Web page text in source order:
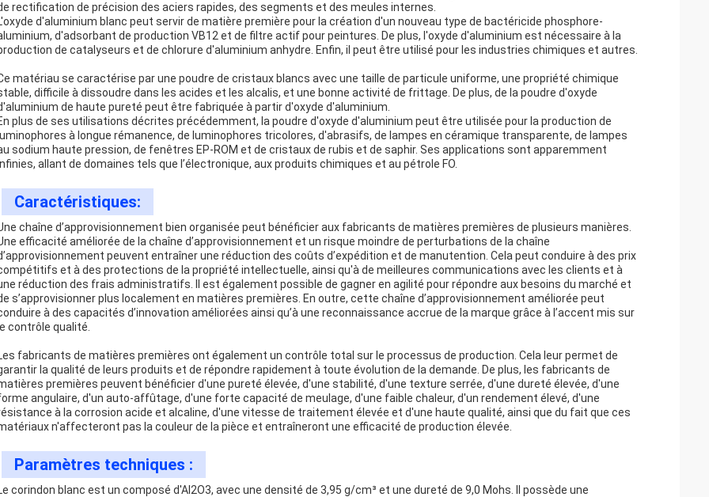
rectification de précision des aciers rapides, des segments et des meules internes.
d'aluminium blanc peut servir de matière première pour la création d'un nouveau type de bactéricide phosphore-
d'adsorbant de production VB12 et de filtre actif pour peintures. De plus, l'oxyde d'aluminium est nécessaire à la
de catalyseurs et de chlorure d'aluminium anhydre. Enfin, il peut être utilisé pour les industries chimiques et autres.
matériau se caractérise par une poudre de cristaux blancs avec une taille de particule uniforme, une propriété chimique
difficile à dissoudre dans les acides et les alcalis, et une bonne activité de frittage. De plus, de la poudre d'oxyde
de haute pureté peut être fabriquée à partir d'oxyde d'aluminium.
plus de ses utilisations décrites précédemment, la poudre d'oxyde d'aluminium peut être utilisée pour la production de
à longue rémanence, de luminophores tricolores, d'abrasifs, de lampes en céramique transparente, de lampes
sodium haute pression, de fenêtres EP-ROM et de cristaux de rubis et de saphir. Ses applications sont apparemment
allant de domaines tels que l’électronique, aux produits chimiques et au pétrole FO.
Caractéristiques:
chaîne d’approvisionnement bien organisée peut bénéficier aux fabricants de matières premières de plusieurs manières.
efficacité améliorée de la chaîne d’approvisionnement et un risque moindre de perturbations de la chaîne
peuvent entraîner une réduction des coûts d’expédition et de manutention. Cela peut conduire à des prix
et à des protections de la propriété intellectuelle, ainsi qu'à de meilleures communications avec les clients et à
réduction des frais administratifs. Il est également possible de gagner en agilité pour répondre aux besoins du marché et
s’approvisionner plus localement en matières premières. En outre, cette chaîne d’approvisionnement améliorée peut
à des capacités d’innovation améliorées ainsi qu’à une reconnaissance accrue de la marque grâce à l’accent mis sur
contrôle qualité.
fabricants de matières premières ont également un contrôle total sur le processus de production. Cela leur permet de
la qualité de leurs produits et de répondre rapidement à toute évolution de la demande. De plus, les fabricants de
premières peuvent bénéficier d'une pureté élevée, d'une stabilité, d'une texture serrée, d'une dureté élevée, d'une
angulaire, d'un auto-affûtage, d'une forte capacité de meulage, d'une faible chaleur, d'un rendement élevé, d'une
à la corrosion acide et alcaline, d'une vitesse de traitement élevée et d'une haute qualité, ainsi que du fait que ces
n'affecteront pas la couleur de la pièce et entraîneront une efficacité de production élevée.
Paramètres techniques :
corindon blanc est un composé d'Al2O3, avec une densité de 3,95 g/cm³ et une dureté de 9,0 Mohs. Il possède une